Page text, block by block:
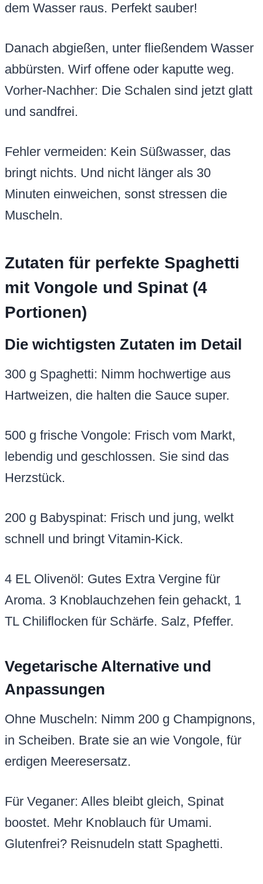
dem Wasser raus. Perfekt sauber!
Danach abgießen, unter fließendem Wasser
abbürsten. Wirf offene oder kaputte weg.
Vorher-Nachher: Die Schalen sind jetzt glatt
und sandfrei.
Fehler vermeiden: Kein Süßwasser, das
bringt nichts. Und nicht länger als 30
Minuten einweichen, sonst stressen die
Muscheln.
Zutaten für perfekte Spaghetti
mit Vongole und Spinat (4
Portionen)
Die wichtigsten Zutaten im Detail
300 g Spaghetti: Nimm hochwertige aus
Hartweizen, die halten die Sauce super.
500 g frische Vongole: Frisch vom Markt,
lebendig und geschlossen. Sie sind das
Herzstück.
200 g Babyspinat: Frisch und jung, welkt
schnell und bringt Vitamin-Kick.
4 EL Olivenöl: Gutes Extra Vergine für
Aroma. 3 Knoblauchzehen fein gehackt, 1
TL Chiliflocken für Schärfe. Salz, Pfeffer.
Vegetarische Alternative und
Anpassungen
Ohne Muscheln: Nimm 200 g Champignons,
in Scheiben. Brate sie an wie Vongole, für
erdigen Meeresersatz.
Für Veganer: Alles bleibt gleich, Spinat
boostet. Mehr Knoblauch für Umami.
Glutenfrei? Reisnudeln statt Spaghetti.